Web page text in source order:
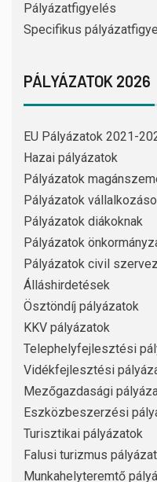
Pályázatfigyelés
Specifikus
PÁLYÁZATOK 2026
EU Pályázatok 2021-
Hazai pályázatok
Pályázatok
Pályázatok
Pályázatok diákoknak
Pályázatok
Pályázatok civil
Álláshirdetések
Ösztöndíj pályázatok
KKV pályázatok
Telephelyfejlesztési
Vidékfejlesztési
Mezőgazdasági
Eszközbeszerzési
Turisztikai pályázatok
Falusi turizmus
Munkahelyteremtő